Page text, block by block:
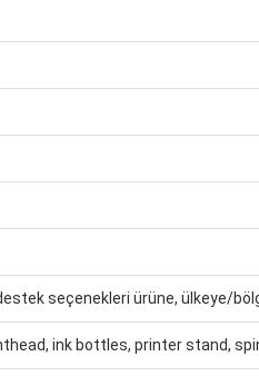
destek seçenekleri ürüne, ülkeye/
ink bottles, printer stand,